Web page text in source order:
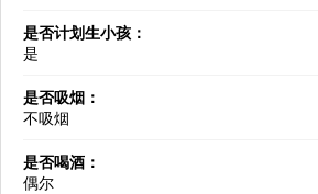
是否计划生小孩：
是
是否吸烟：
不吸烟
是否喝酒：
偶尔